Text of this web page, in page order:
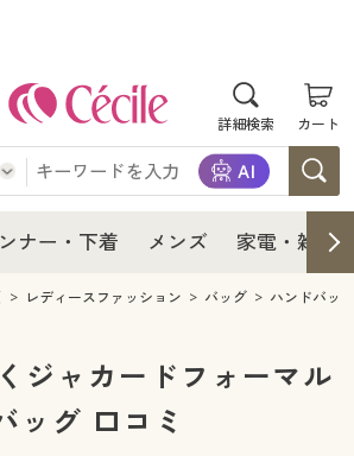
詳細検索 カート
ョンべて
・家具
ナー・下着 メンズ 家電・雑貨
て
ョン
すべて
下着
家具通販すべて
レディースファッション バッグ ハンドバッ
ジャカードフォーマル
ッグ 口コミ